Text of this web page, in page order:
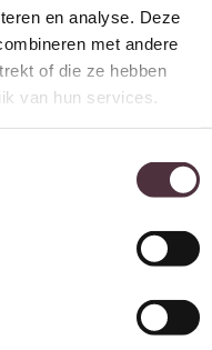
met andere
of die ze hebben
van hun services.
Leer, Stof